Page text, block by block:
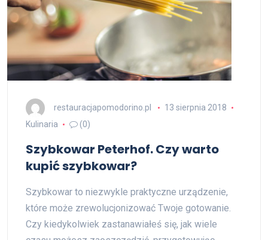
restauracjapomodorino.pl
13 sierpnia 2018
Kulinaria
(0)
Szybkowar Peterhof. Czy warto
kupić szybkowar?
Szybkowar to niezwykle praktyczne urządzenie,
które może zrewolucjonizować Twoje gotowanie.
Czy kiedykolwiek zastanawiałeś się, jak wiele